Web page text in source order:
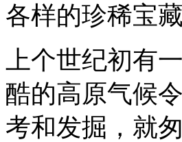
各样的珍稀宝藏
上个世纪初有
酷的高原气候
考和发掘，就